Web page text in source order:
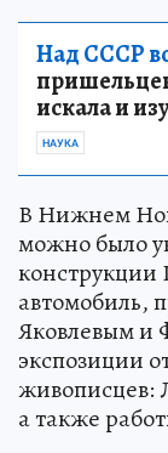
Над СССР
искала и
НАУКА
В Нижнем
можно было
конструкции
автомобиль,
Яковлевым и
экспозиции
живописцев:
а также